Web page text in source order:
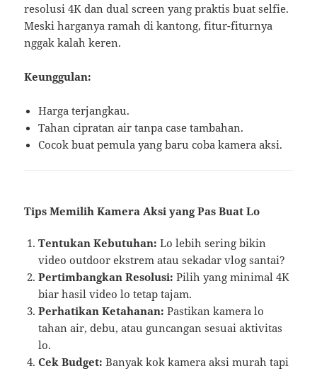
resolusi 4K dan dual screen yang praktis buat selfie.
Meski harganya ramah di kantong, fitur-fiturnya
nggak kalah keren.
Keunggulan:
Harga terjangkau.
Tahan cipratan air tanpa case tambahan.
Cocok buat pemula yang baru coba kamera aksi.
Tips Memilih Kamera Aksi yang Pas Buat Lo
Tentukan Kebutuhan: Lo lebih sering bikin
video outdoor ekstrem atau sekadar vlog santai?
Pertimbangkan Resolusi: Pilih yang minimal 4K
biar hasil video lo tetap tajam.
Perhatikan Ketahanan: Pastikan kamera lo
tahan air, debu, atau guncangan sesuai aktivitas
lo.
Cek Budget: Banyak kok kamera aksi murah tapi